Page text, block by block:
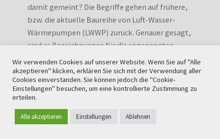
damit gemeint? Die Begriffe gehen auf frühere,
bzw. die aktuelle Baureihe von Luft-Wasser-
Wärmepumpen (LWWP) zurück. Genauer gesagt,
sind es Bezeichnungen für die sogenannten
Monoblöcke der Aquarea Wärmepumpen…
Wir verwenden Cookies auf unserer Website. Wenn Sie auf "Alle
akzeptieren" klicken, erklären Sie sich mit der Verwendung aller
Cookies einverstanden. Sie können jedoch die "Cookie-
Einstellungen" besuchen, um eine kontrollierte Zustimmung zu
erteilen.
Alle akzeptieren Einstellungen Ablehnen